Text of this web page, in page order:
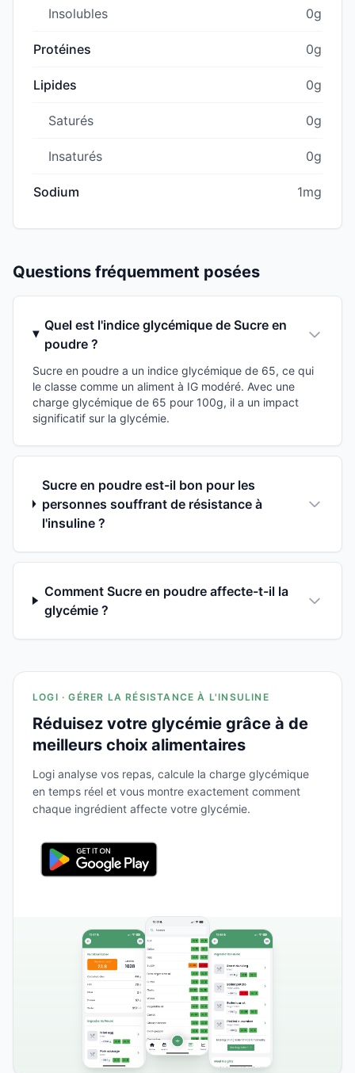
Insolubles 0g
Protéines 0g
Lipides 0g
Saturés 0g
Insaturés 0g
Sodium 1mg
Questions fréquemment posées
Quel est l'indice glycémique de Sucre en
poudre ?
Sucre en poudre a un indice glycémique de 65, ce qui
le classe comme un aliment à IG modéré. Avec une
charge glycémique de 65 pour 100g, il a un impact
significatif sur la glycémie.
Sucre en poudre est-il bon pour les
personnes souffrant de résistance à
l'insuline ?
Comment Sucre en poudre affecte-t-il la
glycémie ?
LOGI · GÉRER LA RÉSISTANCE À L'INSULINE
Réduisez votre glycémie grâce à de
meilleurs choix alimentaires
Logi analyse vos repas, calcule la charge glycémique
en temps réel et vous montre exactement comment
chaque ingrédient affecte votre glycémie.